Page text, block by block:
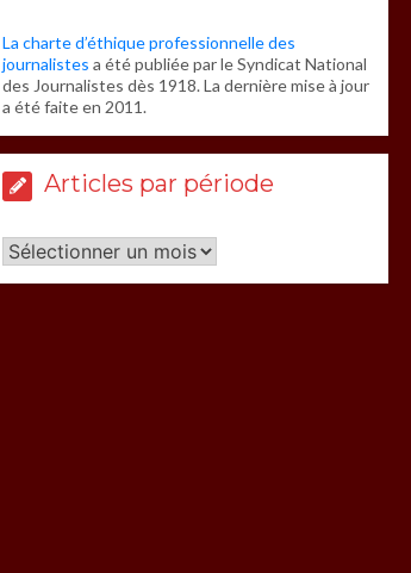
La charte d’éthique professionnelle des
journalistes a été publiée par le Syndicat National
des Journalistes dès 1918. La dernière mise à jour
a été faite en 2011.
Articles par période
Articles
par